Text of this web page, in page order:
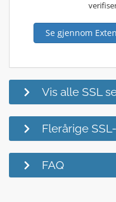
Se gjennom
Vis alle SSL
Flerårige
FAQ